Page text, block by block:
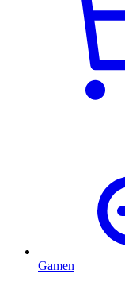
Gamen